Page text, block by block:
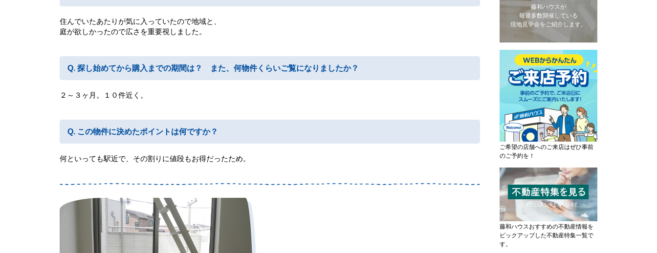
住んでいたあたりが気に入っていたので地域と、
庭が欲しかったので広さを重要視しました。
探し始めてから購入までの期間は？ また、何物件くらいご覧になりましたか？
２～３ヶ月。１０件近く。
この物件に決めたポイントは何ですか？
何といっても駅近で、その割りに値段もお得だったため。
藤和ハウスが
毎週多数開催している
現地見学会をご紹介します。
ご希望の店舗へのご来店はぜひ事前
のご予約を！
藤和ハウスおすすめの不動産情報を
ピックアップした不動産特集一覧で
す。